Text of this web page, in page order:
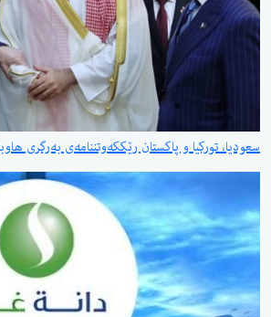
سعودیا، تورکیا و پاکستان رێککەوتننامەی بەرگری